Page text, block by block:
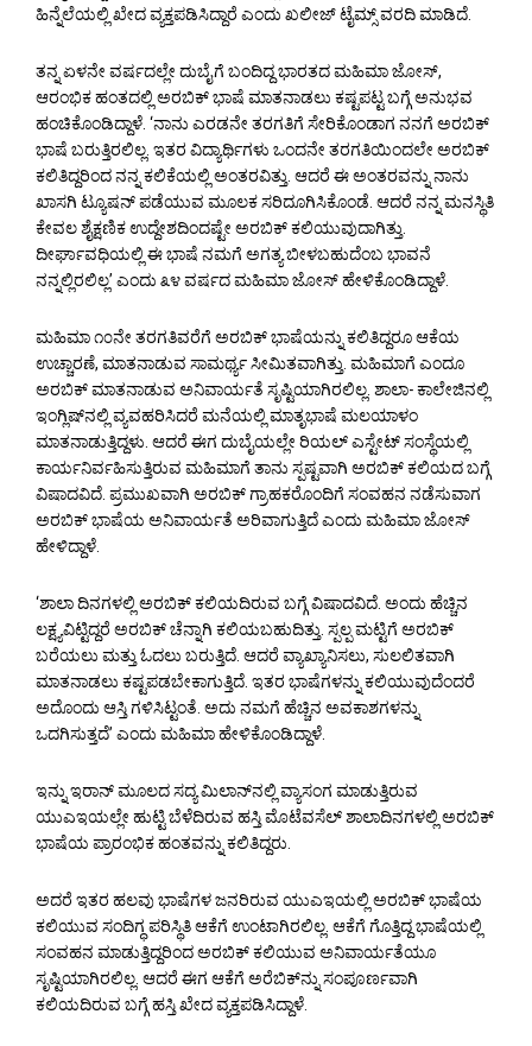
ಹಿನ್ನೆಲೆಯಲ್ಲಿ ಖೇದ ವ್ಯಕ್ತಪಡಿಸಿದ್ದಾರೆ ಎಂದು ಖಲೀಜ್ ಟೈಮ್ಸ್ ವರದಿ ಮಾಡಿದೆ.
ತನ್ನ ಏಳನೇ ವರ್ಷದಲ್ಲೇ ದುಬೈಗೆ ಬಂದಿದ್ದ ಭಾರತದ ಮಹಿಮಾ ಜೋಸ್,
ಆರಂಭಿಕ ಹಂತದಲ್ಲಿ ಅರಬಿಕ್ ಭಾಷೆ ಮಾತನಾಡಲು ಕಷ್ಟಪಟ್ಟ ಬಗ್ಗೆ ಅನುಭವ
ಹಂಚಿಕೊಂಡಿದ್ದಾಳೆ. ‘ನಾನು ಎರಡನೇ ತರಗತಿಗೆ ಸೇರಿಕೊಂಡಾಗ ನನಗೆ ಅರಬಿಕ್
ಭಾಷೆ ಬರುತ್ತಿರಲಿಲ್ಲ. ಇತರ ವಿದ್ಯಾರ್ಥಿಗಳು ಒಂದನೇ ತರಗತಿಯಿಂದಲೇ ಅರಬಿಕ್
ಕಲಿತಿದ್ದರಿಂದ ನನ್ನ ಕಲಿಕೆಯಲ್ಲಿ ಅಂತರವಿತ್ತು. ಆದರೆ ಈ ಅಂತರವನ್ನು ನಾನು
ಖಾಸಗಿ ಟ್ಯೂಷನ್ ಪಡೆಯುವ ಮೂಲಕ ಸರಿದೂಗಿಸಿಕೊಂಡೆ. ಆದರೆ ನನ್ನ ಮನಸ್ಥಿತಿ
ಕೇವಲ ಶೈಕ್ಷಣಿಕ ಉದ್ದೇಶದಿಂದಷ್ಟೇ ಅರಬಿಕ್ ಕಲಿಯುವುದಾಗಿತ್ತು.
ದೀರ್ಘಾವಧಿಯಲ್ಲಿ ಈ ಭಾಷೆ ನಮಗೆ ಅಗತ್ಯ ಬೀಳಬಹುದೆಂಬ ಭಾವನೆ
ನನ್ನಲ್ಲಿರಲಿಲ್ಲ’ ಎಂದು ೩೪ ವರ್ಷದ ಮಹಿಮಾ ಜೋಸ್ ಹೇಳಿಕೊಂಡಿದ್ದಾಳೆ.
ಮಹಿಮಾ ೧೦ನೇ ತರಗತಿವರೆಗೆ ಅರಬಿಕ್ ಭಾಷೆಯನ್ನು ಕಲಿತಿದ್ದರೂ ಆಕೆಯ
ಉಚ್ಚಾರಣೆ, ಮಾತನಾಡುವ ಸಾಮರ್ಥ್ಯ ಸೀಮಿತವಾಗಿತ್ತು. ಮಹಿಮಾಗೆ ಎಂದೂ
ಅರಬಿಕ್ ಮಾತನಾಡುವ ಅನಿವಾರ್ಯತೆ ಸೃಷ್ಟಿಯಾಗಿರಲಿಲ್ಲ. ಶಾಲಾ- ಕಾಲೇಜಿನಲ್ಲಿ
ಇಂಗ್ಲಿಷ್‌ನಲ್ಲಿ ವ್ಯವಹರಿಸಿದರೆ ಮನೆಯಲ್ಲಿ ಮಾತೃಭಾಷೆ ಮಲಯಾಳಂ
ಮಾತನಾಡುತ್ತಿದ್ದಳು. ಆದರೆ ಈಗ ದುಬೈಯಲ್ಲೇ ರಿಯಲ್ ಎಸ್ಟೇಟ್ ಸಂಸ್ಥೆಯಲ್ಲಿ
ಕಾರ್ಯನಿರ್ವಹಿಸುತ್ತಿರುವ ಮಹಿಮಾಗೆ ತಾನು ಸ್ಪಷ್ಟವಾಗಿ ಅರಬಿಕ್ ಕಲಿಯದ ಬಗ್ಗೆ
ವಿಷಾದವಿದೆ. ಪ್ರಮುಖವಾಗಿ ಅರಬಿಕ್ ಗ್ರಾಹಕರೊಂದಿಗೆ ಸಂವಹನ ನಡೆಸುವಾಗ
ಅರಬಿಕ್ ಭಾಷೆಯ ಅನಿವಾರ್ಯತೆ ಅರಿವಾಗುತ್ತಿದೆ ಎಂದು ಮಹಿಮಾ ಜೋಸ್
ಹೇಳಿದ್ದಾಳೆ.
‘ಶಾಲಾ ದಿನಗಳಲ್ಲಿ ಅರಬಿಕ್ ಕಲಿಯದಿರುವ ಬಗ್ಗೆ ವಿಷಾದವಿದೆ. ಅಂದು ಹೆಚ್ಚಿನ
ಲಕ್ಷ್ಯವಿಟ್ಟಿದ್ದರೆ ಅರಬಿಕ್ ಚೆನ್ನಾಗಿ ಕಲಿಯಬಹುದಿತ್ತು. ಸ್ಪಲ್ಪ ಮಟ್ಟಿಗೆ ಅರಬಿಕ್
ಬರೆಯಲು ಮತ್ತು ಓದಲು ಬರುತ್ತಿದೆ. ಆದರೆ ವ್ಯಾಖ್ಯಾನಿಸಲು, ಸುಲಲಿತವಾಗಿ
ಮಾತನಾಡಲು ಕಷ್ಟಪಡಬೇಕಾಗುತ್ತಿದೆ. ಇತರ ಭಾಷೆಗಳನ್ನು ಕಲಿಯುವುದೆಂದರೆ
ಅದೊಂದು ಆಸ್ತಿ ಗಳಿಸಿಟ್ಟಂತೆ. ಅದು ನಮಗೆ ಹೆಚ್ಚಿನ ಅವಕಾಶಗಳನ್ನು
ಒದಗಿಸುತ್ತದೆ’ ಎಂದು ಮಹಿಮಾ ಹೇಳಿಕೊಂಡಿದ್ದಾಳೆ.
ಇನ್ನು ಇರಾನ್ ಮೂಲದ ಸದ್ಯ ಮಿಲಾನ್‌ನಲ್ಲಿ ವ್ಯಾಸಂಗ ಮಾಡುತ್ತಿರುವ
ಯುಎಇಯಲ್ಲೇ ಹುಟ್ಟಿ ಬೆಳೆದಿರುವ ಹಸ್ತಿ ಮೊಟೆವಸೆಲ್ ಶಾಲಾದಿನಗಳಲ್ಲಿ ಅರಬಿಕ್
ಭಾಷೆಯ ಪ್ರಾರಂಭಿಕ ಹಂತವನ್ನು ಕಲಿತಿದ್ದರು.
ಅದರೆ ಇತರ ಹಲವು ಭಾಷೆಗಳ ಜನರಿರುವ ಯುಎಇಯಲ್ಲಿ ಅರಬಿಕ್ ಭಾಷೆಯ
ಕಲಿಯುವ ಸಂದಿಗ್ಧ ಪರಿಸ್ಥಿತಿ ಆಕೆಗೆ ಉಂಟಾಗಿರಲಿಲ್ಲ. ಆಕೆಗೆ ಗೊತ್ತಿದ್ದ ಭಾಷೆಯಲ್ಲಿ
ಸಂವಹನ ಮಾಡುತ್ತಿದ್ದರಿಂದ ಅರಬಿಕ್ ಕಲಿಯುವ ಅನಿವಾರ್ಯತೆಯೂ
ಸೃಷ್ಟಿಯಾಗಿರಲಿಲ್ಲ. ಆದರೆ ಈಗ ಆಕೆಗೆ ಅರೆಬಿಕ್‌ನ್ನು ಸಂಪೂರ್ಣವಾಗಿ
ಕಲಿಯದಿರುವ ಬಗ್ಗೆ ಹಸ್ತಿ ಖೇದ ವ್ಯಕ್ತಪಡಿಸಿದ್ದಾಳೆ.